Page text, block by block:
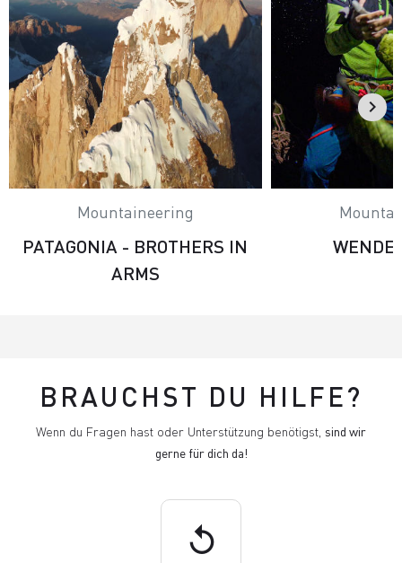
Mountaineering
PATAGONIA - BROTHERS IN
ARMS
BRAUCHST DU HILFE?
Wenn du Fragen hast oder Unterstützung benötigst, sind wir
gerne für dich da!
replay